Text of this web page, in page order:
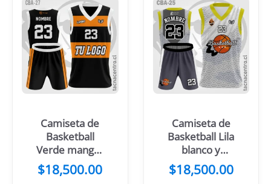
Camiseta de
Basketball
Verde mangas
Blancas
$18,500.00
Camiseta de
Basketball Lila
blanco y
mangas
celestes
$18,500.00